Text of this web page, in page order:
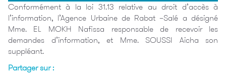
Conformément à la loi 31.13 relative au droit d’accès à
l’information, l’Agence Urbaine de Rabat –Salé a désigné
Mme. EL MOKH Nafissa responsable de recevoir les
demandes d’information, et Mme. SOUSSI Aicha son
suppléant.
Partager sur :